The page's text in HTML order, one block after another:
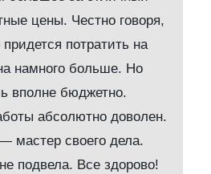
цены. Честно говоря,
потратить на
намного больше. Но
вполне бюджетно.
абсолютно доволен.
мастер своего дела.
подвела. Все здорово!